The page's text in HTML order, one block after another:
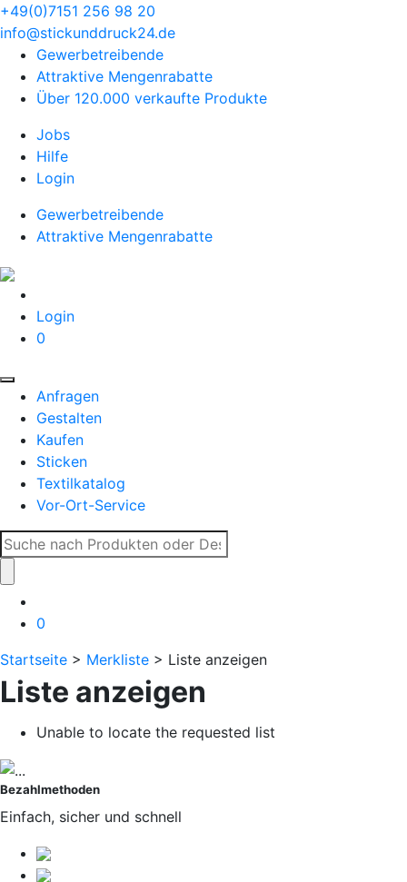
+49(0)7151 256 98 20‬
info@stickunddruck24.de
Gewerbetreibende
Attraktive Mengenrabatte
Über 120.000 verkaufte Produkte
Jobs
Hilfe
Login
Gewerbetreibende
Attraktive Mengenrabatte
Login
0
Anfragen
Gestalten
Kaufen
Sticken
Textilkatalog
Vor-Ort-Service
Suche
nach:
0
Startseite > Merkliste > Liste anzeigen
Liste anzeigen
Unable to locate the requested list
Bezahlmethoden
Einfach, sicher und schnell